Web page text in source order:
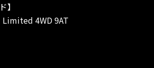
】
4WD 9AT